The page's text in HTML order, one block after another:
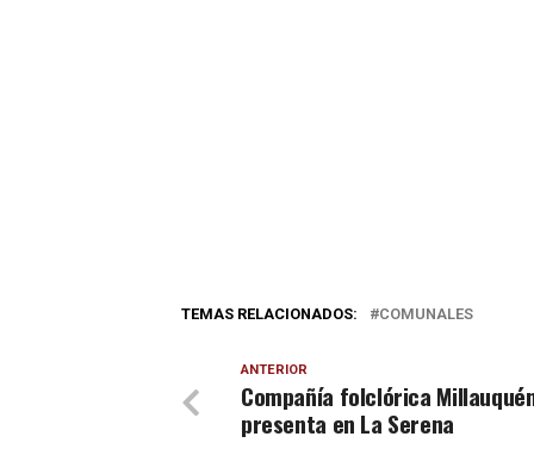
TEMAS RELACIONADOS: COMUNALES
ANTERIOR
Compañía folclórica
presenta en La Serena